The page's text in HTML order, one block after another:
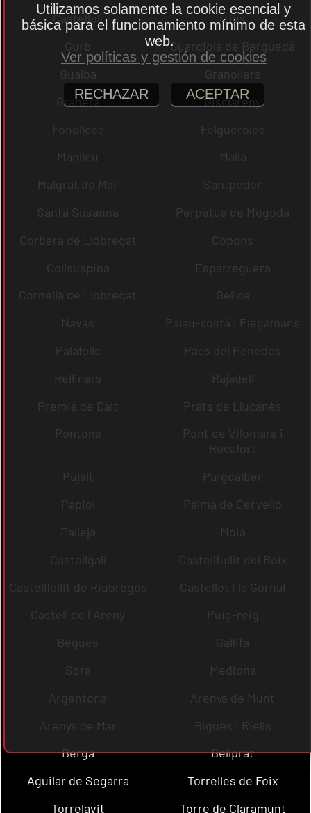
Castellolí
rrius
Gurb
Guardiola de Berguedà
Gualba
Granollers
Granera
Gisclareny
Fonollosa
Folgueroles
Manlleu
Malla
Malgrat de Mar
Santpedor
Santa Susanna
Perpètua de Mogoda
Corbera de Llobregat
Copons
Collsuspina
Esparreguera
Cornellà de Llobregat
Gelida
Navas
Palau-solità i Plegamans
Palafolls
Pacs del Penedès
Rellinars
Rajadell
Premià de Dalt
Prats de Lluçanès
Pontons
Pont de Vilomara i
Rocafort
Pujalt
Puigdàlber
Papiol
Palma de Cervelló
Pallejà
Moià
Castellgalí
Castellfullit del Boix
Castellfollit de Riubregós
Castellet i la Gornal
Castell de l´Areny
Puig-reig
Begues
Gallifa
Sora
Mediona
Argentona
Arenys de Munt
Arenys de Mar
Bigues i Riells
Berga
Bellprat
Aguilar de Segarra
Torrelles de Foix
Torrelavit
Torre de Claramunt
Utilizamos solamente la cookie esencial y
básica para el funcionamiento mínimo de esta
web.
Ver políticas y gestión de cookies
RECHAZAR ACEPTAR